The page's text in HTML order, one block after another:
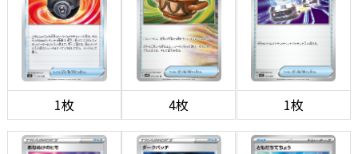
1枚 4枚 1枚